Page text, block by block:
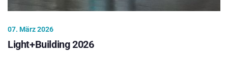
07. März 2026
Light+Building 2026